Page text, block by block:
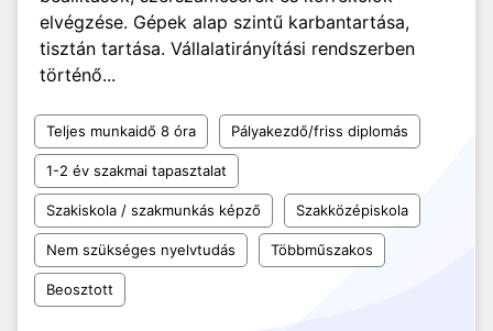
elvégzése. Gépek alap szintű karbantartása,
tisztán tartása. Vállalatirányítási rendszerben
történő...
Teljes munkaidő 8 óra Pályakezdő/friss diplomás
1-2 év szakmai tapasztalat
Szakiskola / szakmunkás képző Szakközépiskola
Nem szükséges nyelvtudás Többműszakos
Beosztott